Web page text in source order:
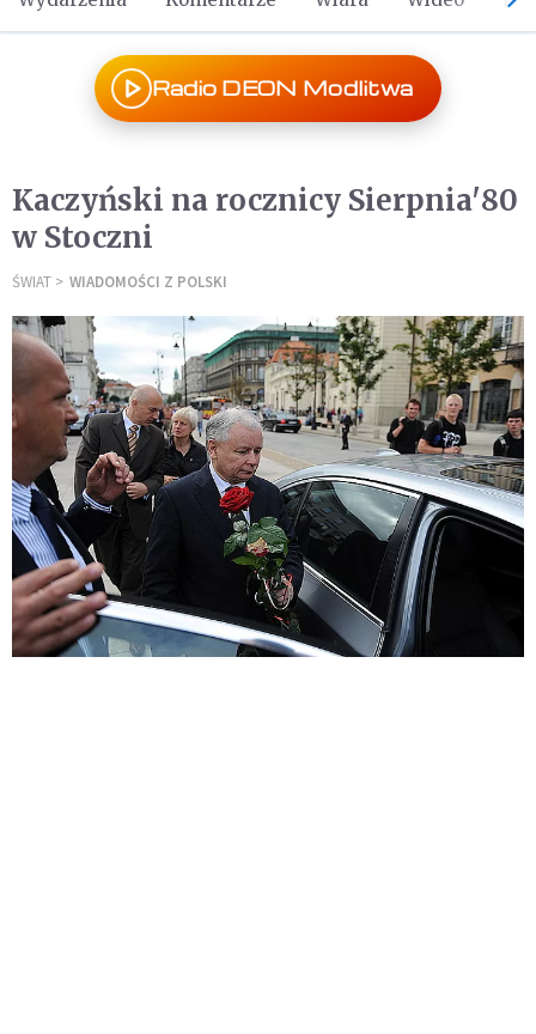
Radio DEON Modlitwa
Kaczyński na rocznicy Sierpnia'80
w Stoczni
ŚWIAT WIADOMOŚCI Z POLSKI